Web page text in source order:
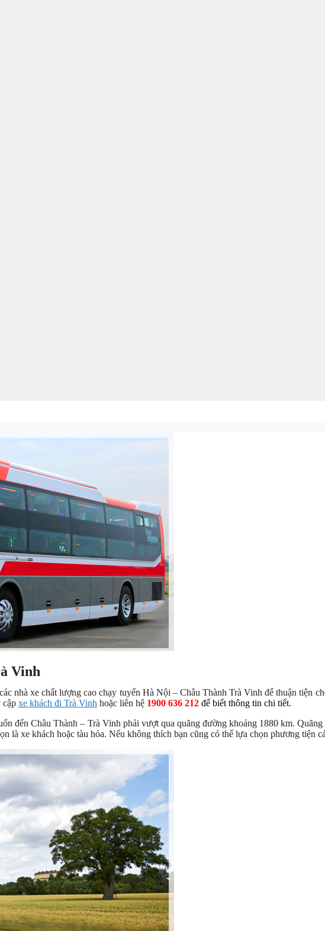
Vinh
nhà xe chất lượng cao chạy tuyến Hà Nội – Châu Thành Trà Vinh để thuận tiện
cập xe khách đi Trà Vinh hoặc liên hệ 1900 636 212 để biết thông tin chi tiết.
đến Châu Thành – Trà Vinh phải vượt qua quãng đường khoảng 1880 km.
là xe khách hoặc tàu hỏa. Nếu không thích bạn cũng có thể lựa chọn phương tiện